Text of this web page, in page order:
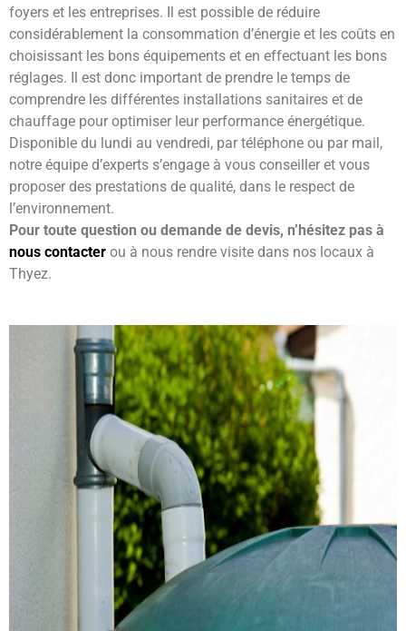
foyers et les entreprises. Il est possible de réduire
considérablement la consommation d’énergie et les coûts en
choisissant les bons équipements et en effectuant les bons
réglages. Il est donc important de prendre le temps de
comprendre les différentes installations sanitaires et de
chauffage pour optimiser leur performance énergétique.
Disponible du lundi au vendredi, par téléphone ou par mail,
notre équipe d’experts s’engage à vous conseiller et vous
proposer des prestations de qualité, dans le respect de
l’environnement.
Pour toute question ou demande de devis, n’hésitez pas à
nous contacter ou à nous rendre visite dans nos locaux à
Thyez.